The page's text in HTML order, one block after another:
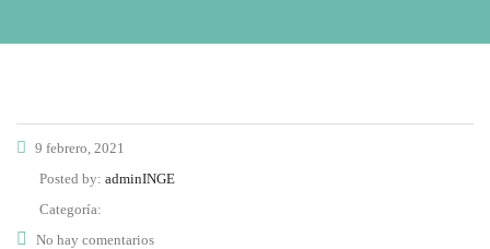
9 febrero, 2021
Posted by: adminINGE
Categoría:
No hay comentarios